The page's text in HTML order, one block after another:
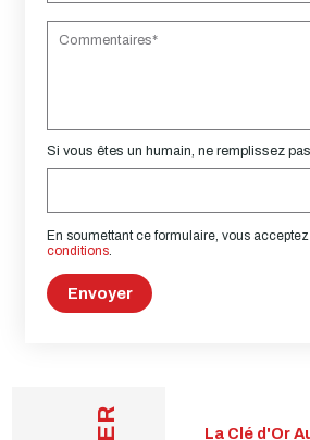
Si vous êtes un humain, ne remplissez
En soumettant ce formulaire, vous
conditions
Envoyer
La Clé d'Or